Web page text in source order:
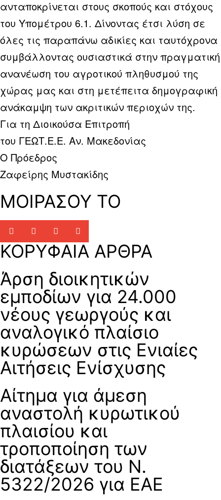
ανταποκρίνεται στους σκοπούς και στόχους
του Υπομέτρου 6.1. Δίνοντας έτσι λύση σε
όλες τις παραπάνω αδικίες και ταυτόχρονα
συμβάλλοντας ουσιαστικά στην πραγματική
ανανέωση του αγροτικού πληθυσμού της
χώρας μας και στη μετέπειτα δημογραφική
ανάκαμψη των ακριτικών περιοχών της.
Για τη Διοικούσα Επιτροπή
του ΓΕΩΤ.Ε.Ε. Αν. Μακεδονίας
Ο Πρόεδρος
Ζαφείρης Μυστακίδης
ΜΟΙΡΑΣΟΥ ΤΟ
ΚΟΡΥΦΑΙΑ ΑΡΘΡΑ
Άρση διοικητικών
εμποδίων για 24.000
νέους γεωργούς και
αναλογικό πλαίσιο
κυρώσεων στις Ενιαίες
Αιτήσεις Ενίσχυσης
Αίτημα για άμεση
αναστολή κυρωτικού
πλαισίου και
τροποποίηση των
διατάξεων του Ν.
5322/2026 για EAE